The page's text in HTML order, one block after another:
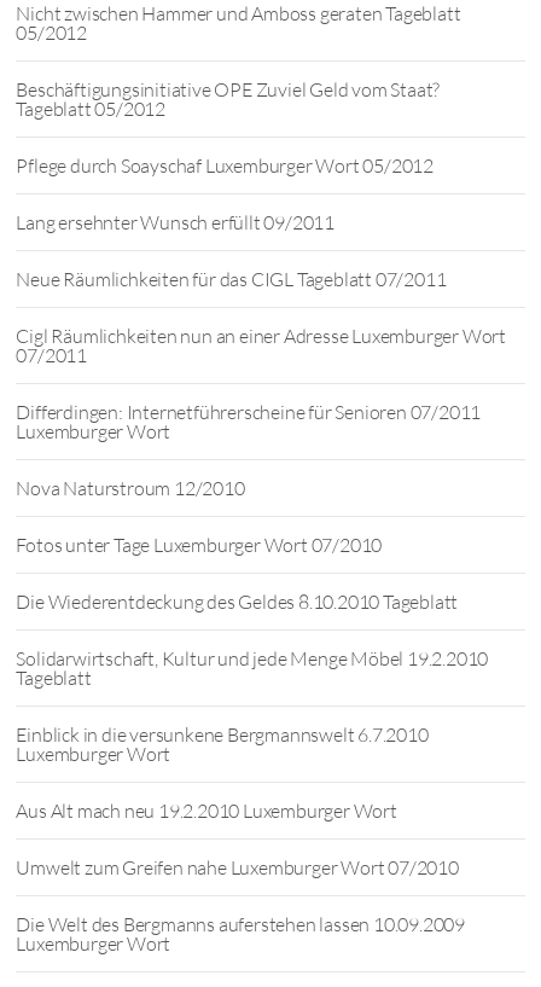
Nicht zwischen Hammer und Amboss geraten Tageblatt
05/2012
Beschäftigungsinitiative OPE Zuviel Geld vom Staat?
Tageblatt 05/2012
Pflege durch Soayschaf Luxemburger Wort 05/2012
Lang ersehnter Wunsch erfüllt 09/2011
Neue Räumlichkeiten für das CIGL Tageblatt 07/2011
Cigl Räumlichkeiten nun an einer Adresse Luxemburger Wort
07/2011
Differdingen: Internetführerscheine für Senioren 07/2011
Luxemburger Wort
Nova Naturstroum 12/2010
Fotos unter Tage Luxemburger Wort 07/2010
Die Wiederentdeckung des Geldes 8.10.2010 Tageblatt
Solidarwirtschaft, Kultur und jede Menge Möbel 19.2.2010
Tageblatt
Einblick in die versunkene Bergmannswelt 6.7.2010
Luxemburger Wort
Aus Alt mach neu 19.2.2010 Luxemburger Wort
Umwelt zum Greifen nahe Luxemburger Wort 07/2010
Die Welt des Bergmanns auferstehen lassen 10.09.2009
Luxemburger Wort